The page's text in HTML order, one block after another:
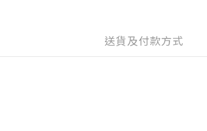
送貨及付款方式